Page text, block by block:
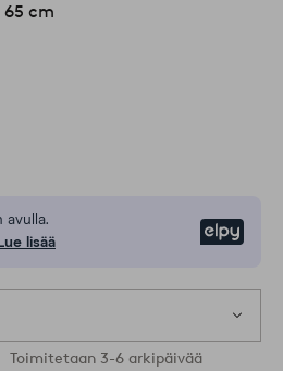
65 cm
avulla.
Lue lisää
Toimitetaan 3-6 arkipäivää